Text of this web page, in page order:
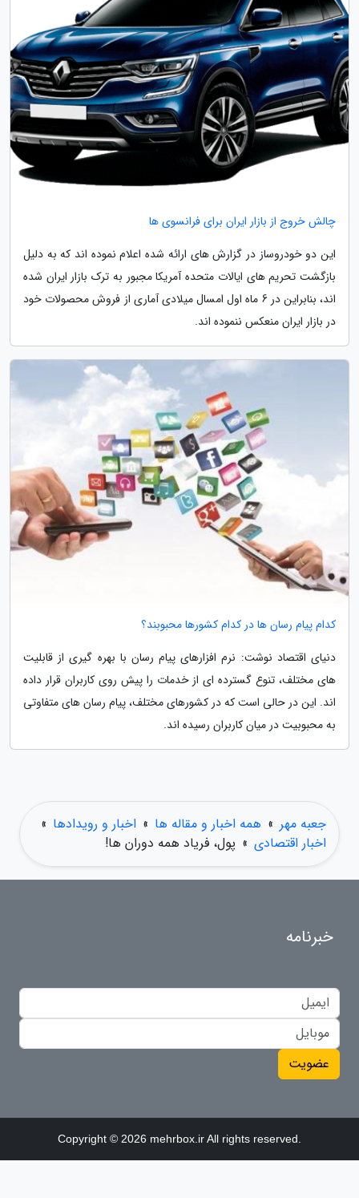
چالش خروج از بازار ایران برای فرانسوی ها
این دو خودروساز در گزارش های ارائه شده اعلام نموده اند که به دلیل
بازگشت تحریم های ایالات متحده آمریکا مجبور به ترک بازار ایران شده
اند، بنابراین در 6 ماه اول امسال میلادی آماری از فروش محصولات خود
در بازار ایران منعکس ننموده اند.
کدام پیام رسان ها در کدام کشورها محبوبند؟
دنیای اقتصاد نوشت: نرم افزارهای پیام رسان با بهره گیری از قابلیت
های مختلف، تنوع گسترده ای از خدمات را پیش روی کاربران قرار داده
اند. این در حالی است که در کشورهای مختلف، پیام رسان های متفاوتی
به محبوبیت در میان کاربران رسیده اند.
جعبه مهر » همه اخبار و مقاله ها » اخبار و رویدادها »
اخبار اقتصادی » پول، فریاد همه دوران ها!
خبرنامه
عضویت
Copyright © 2026 mehrbox.ir All rights reserved.